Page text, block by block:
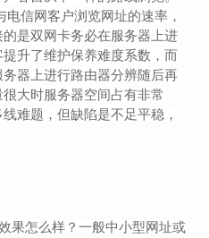
信网客户浏览网址的速率，
是双网卡务必在服务器上进
升了维护保养难度系数，而
器上进行路由器分辨随后再
大时服务器空间占有非常
难题，但缺陷是不足平稳，
怎么样？一般中小型网址或